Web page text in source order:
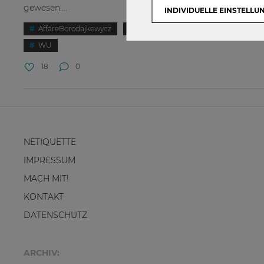
gewesen....
AffäreBorodajkewycz
WU
18 0
NETIQUETTE
IMPRESSUM
MACH MIT!
KONTAKT
DATENSCHUTZ
ARCHIV:
INDIVIDUELLE